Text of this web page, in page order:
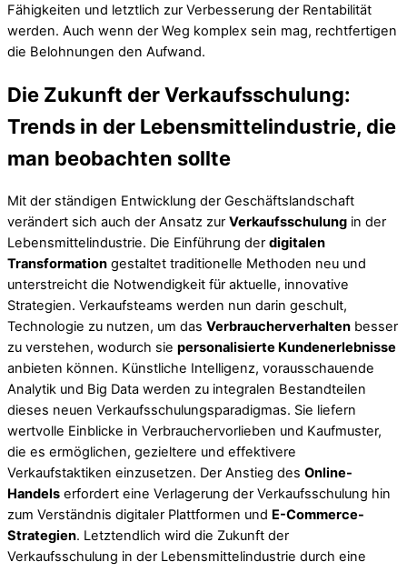
Fähigkeiten und letztlich zur Verbesserung der Rentabilität
werden. Auch wenn der Weg komplex sein mag, rechtfertigen
die Belohnungen den Aufwand.
Die Zukunft der Verkaufsschulung:
Trends in der Lebensmittelindustrie, die
man beobachten sollte
Mit der ständigen Entwicklung der Geschäftslandschaft
verändert sich auch der Ansatz zur Verkaufsschulung in der
Lebensmittelindustrie. Die Einführung der digitalen
Transformation gestaltet traditionelle Methoden neu und
unterstreicht die Notwendigkeit für aktuelle, innovative
Strategien. Verkaufsteams werden nun darin geschult,
Technologie zu nutzen, um das Verbraucherverhalten besser
zu verstehen, wodurch sie personalisierte Kundenerlebnisse
anbieten können. Künstliche Intelligenz, vorausschauende
Analytik und Big Data werden zu integralen Bestandteilen
dieses neuen Verkaufsschulungsparadigmas. Sie liefern
wertvolle Einblicke in Verbrauchervorlieben und Kaufmuster,
die es ermöglichen, gezieltere und effektivere
Verkaufstaktiken einzusetzen. Der Anstieg des Online-
Handels erfordert eine Verlagerung der Verkaufsschulung hin
zum Verständnis digitaler Plattformen und E-Commerce-
Strategien. Letztendlich wird die Zukunft der
Verkaufsschulung in der Lebensmittelindustrie durch eine